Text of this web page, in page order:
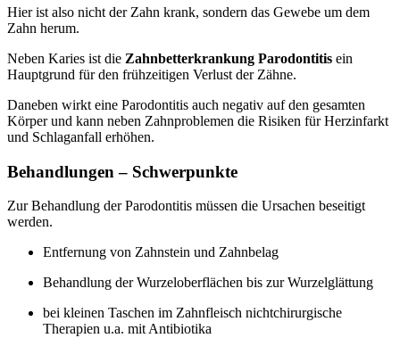
Hier ist also nicht der Zahn krank, sondern das Gewebe um dem
Zahn herum.
Neben Karies ist die Zahnbetterkrankung Parodontitis ein
Hauptgrund für den frühzeitigen Verlust der Zähne.
Daneben wirkt eine Parodontitis auch negativ auf den gesamten
Körper und kann neben Zahnproblemen die Risiken für Herzinfarkt
und Schlaganfall erhöhen.
Behandlungen – Schwerpunkte
Zur Behandlung der Parodontitis müssen die Ursachen beseitigt
werden.
Entfernung von Zahnstein und Zahnbelag
Behandlung der Wurzeloberflächen bis zur Wurzelglättung
bei kleinen Taschen im Zahnfleisch nichtchirurgische
Therapien u.a. mit Antibiotika